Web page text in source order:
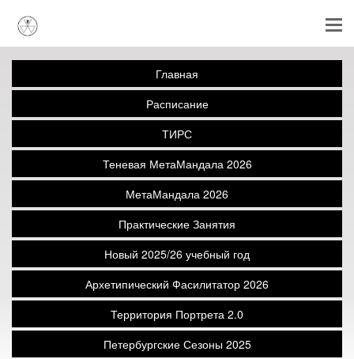
Главная
Расписание
ТИРС
Теневая МетаМандала 2026
МетаМандала 2026
Практические Занятия
Новый 2025/26 учебный год
Архетипический Фасилитатор 2026
Территория Портрета 2.0
Петербургские Сезоны 2025